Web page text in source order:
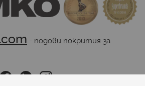
- подови покрития за